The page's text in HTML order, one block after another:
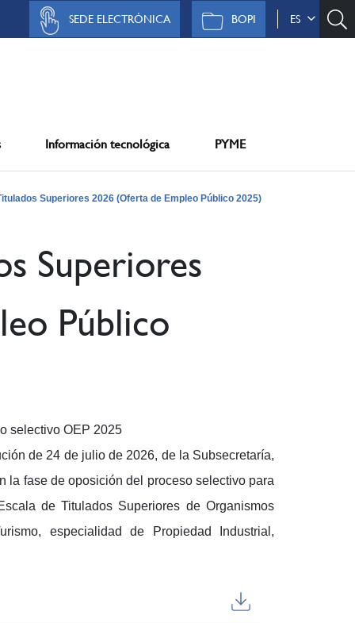
ES
BOPI
SEDE ELECTRÓNICA
Información tecnológica PYME
Superiores 2026 (Oferta de Empleo Público 2025)
Superiores
Público
selectivo OEP 2025
de 24 de julio de 2026, de la Subsecretaría,
la fase de oposición del proceso selectivo para
de Titulados Superiores de Organismos
especialidad de Propiedad Industrial,